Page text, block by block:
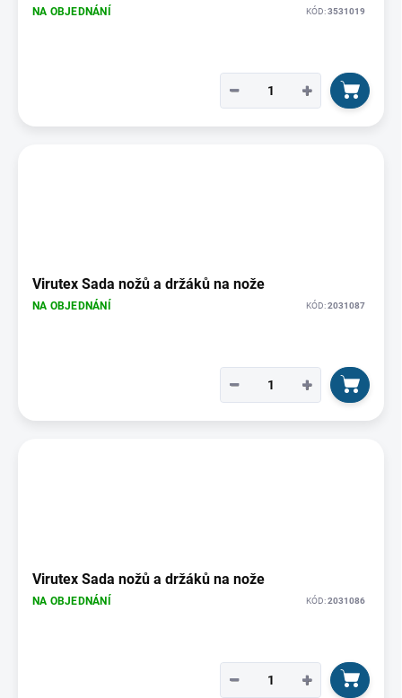
NA OBJEDNÁNÍ KÓD:3531019
+
−
Virutex Sada nožů a držáků na nože
NA OBJEDNÁNÍ KÓD:2031087
+
−
Virutex Sada nožů a držáků na nože
NA OBJEDNÁNÍ KÓD:2031086
+
−